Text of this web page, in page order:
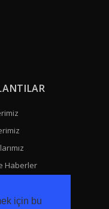
için bu
Haberler